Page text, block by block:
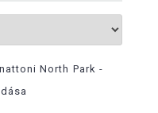
North Park -